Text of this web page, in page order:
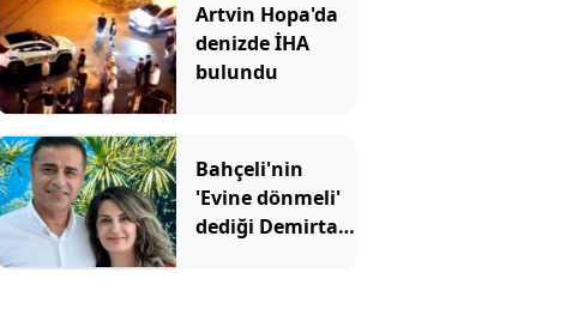
Artvin Hopa'da
denizde İHA
bulundu
Bahçeli'nin
'Evine dönmeli'
dediği Demirtaş